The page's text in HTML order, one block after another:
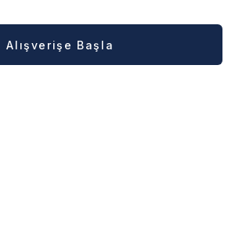
Alışverişe Başla